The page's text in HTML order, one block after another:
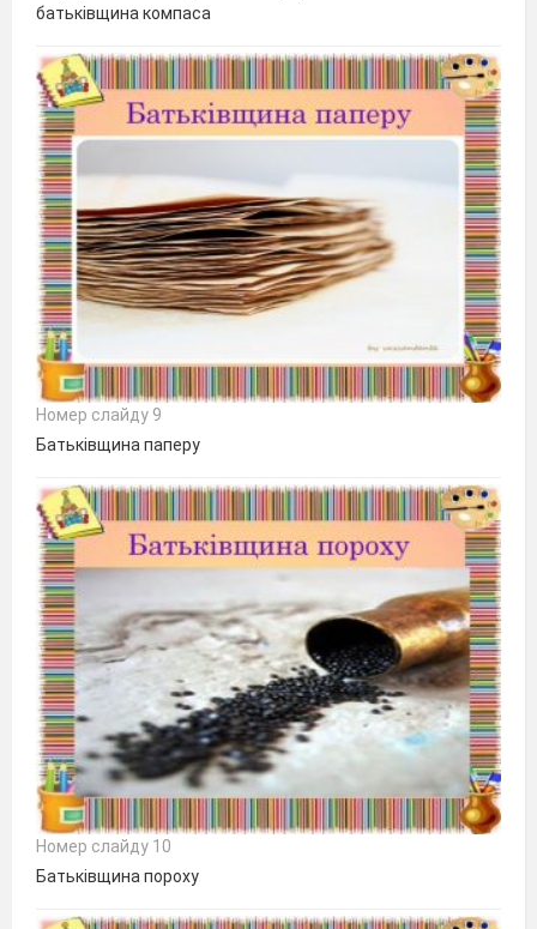
батьківщина компаса
Номер слайду 9
Батьківщина паперу
Номер слайду 10
Батьківщина пороху